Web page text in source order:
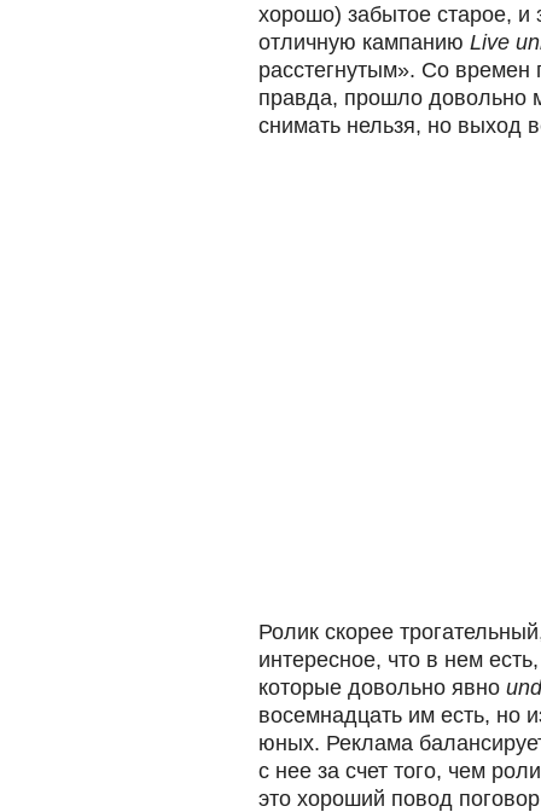
хорошо) забытое старое, и
отличную кампанию Live
расстегнутым». Со времен
правда, прошло довольно
снимать нельзя, но выход
Ролик скорее
интересное, что в нем
которые довольно явно
восемнадцать им есть, но
юных. Реклама
с нее за счет того, чем
это хороший повод